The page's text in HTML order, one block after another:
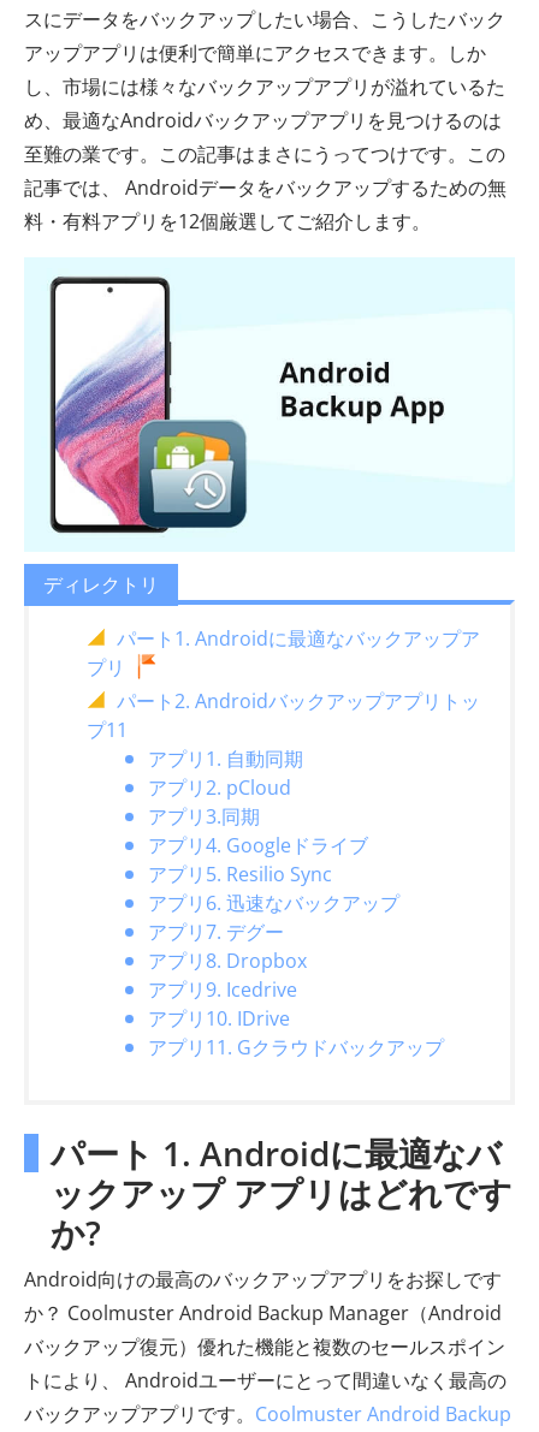
スにデータをバックアップしたい場合、こうしたバック
アップアプリは便利で簡単にアクセスできます。しか
し、市場には様々なバックアップアプリが溢れているた
め、最適なAndroidバックアップアプリを見つけるのは
至難の業です。この記事はまさにうってつけです。この
記事では、 Androidデータをバックアップするための無
料・有料アプリを12個厳選してご紹介します。
ディレクトリ
パート1. Androidに最適なバックアップア
プリ
パート2. Androidバックアップアプリトッ
プ11
アプリ1. 自動同期
アプリ2. pCloud
アプリ3.同期
アプリ4. Googleドライブ
アプリ5. Resilio Sync
アプリ6. 迅速なバックアップ
アプリ7. デグー
アプリ8. Dropbox
アプリ9. Icedrive
アプリ10. IDrive
アプリ11. Gクラウドバックアップ
パート 1. Androidに最適なバ
ックアップ アプリはどれです
か?
Android向けの最高のバックアップアプリをお探しです
か？ Coolmuster Android Backup Manager（Android
バックアップ復元）優れた機能と複数のセールスポイン
トにより、 Androidユーザーにとって間違いなく最高の
バックアップアプリです。 Coolmuster Android Backup